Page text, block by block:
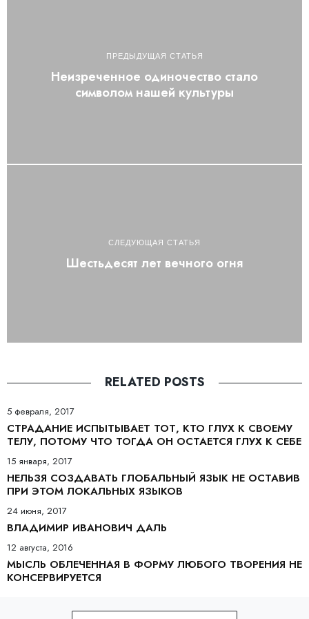
ПРЕДЫДУЩАЯ СТАТЬЯ
Неизреченное одиночество стало
символом нашей культуры
СЛЕДУЮЩАЯ СТАТЬЯ
Шестьдесят лет вечного огня
RELATED POSTS
5 февраля, 2017
СТРАДАНИЕ ИСПЫТЫВАЕТ ТОТ, КТО ГЛУХ К СВОЕМУ
ТЕЛУ, ПОТОМУ ЧТО ТОГДА ОН ОСТАЕТСЯ ГЛУХ К СЕБЕ
15 января, 2017
НЕЛЬЗЯ СОЗДАВАТЬ ГЛОБАЛЬНЫЙ ЯЗЫК НЕ ОСТАВИВ
ПРИ ЭТОМ ЛОКАЛЬНЫХ ЯЗЫКОВ
24 июня, 2017
ВЛАДИМИР ИВАНОВИЧ ДАЛЬ
12 августа, 2016
МЫСЛЬ ОБЛЕЧЕННАЯ В ФОРМУ ЛЮБОГО ТВОРЕНИЯ НЕ
КОНСЕРВИРУЕТСЯ